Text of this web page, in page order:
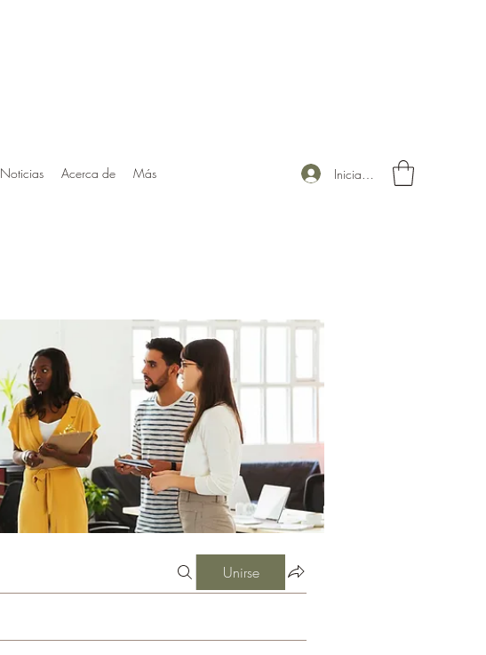
Noticias Acerca de Más Iniciar sesión
Unirse